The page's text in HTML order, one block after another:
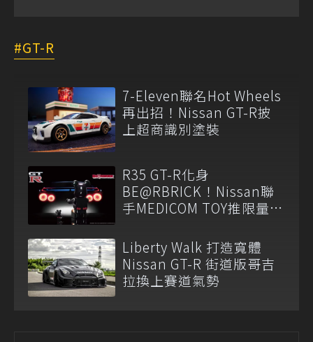
GT-R
7-Eleven聯名Hot Wheels
再出招！Nissan GT-R披
上超商識別塗裝
R35 GT-R化身
BE@RBRICK！Nissan聯
手MEDICOM TOY推限量收
Liberty Walk 打造寬體
Nissan GT-R 街道版哥吉
拉換上賽道氣勢